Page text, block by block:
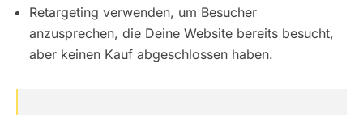
Retargeting verwenden, um Besucher
anzusprechen, die Deine Website bereits besucht,
aber keinen Kauf abgeschlossen haben.